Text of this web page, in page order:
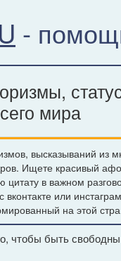
-
мира
высказываний из
Ищете красивый
цитату в важном
вконтакте или
на этой
чтобы быть